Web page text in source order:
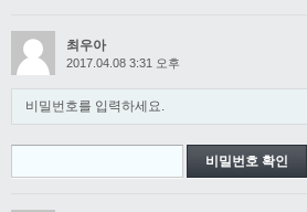
최우아
2017.04.08 3:31 오후
비밀번호를 입력하세요.